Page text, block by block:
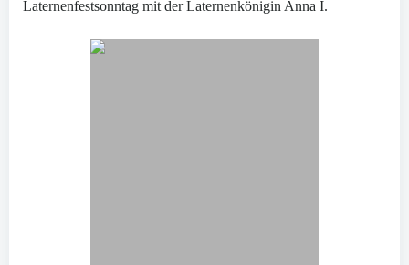
Laternenfestsonntag mit der Laternenkönigin Anna I.